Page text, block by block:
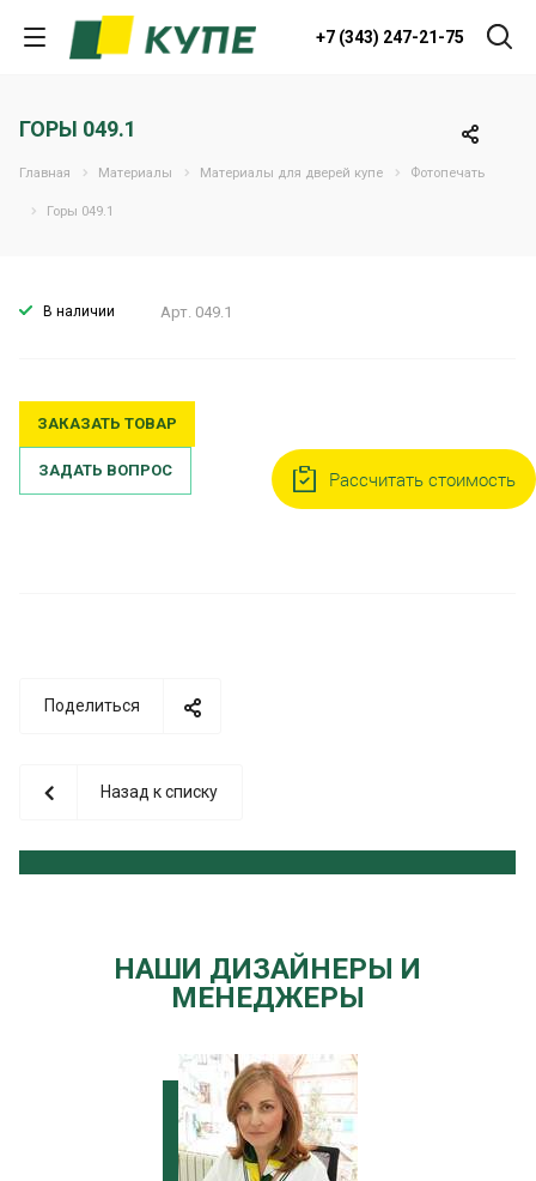
+7 (343) 247-21-75
ГОРЫ 049.1
Главная Материалы Материалы для дверей купе Фотопечать
Горы 049.1
В наличии Арт. 049.1
ЗАКАЗАТЬ ТОВАР
ЗАДАТЬ ВОПРОС
Поделиться
Назад к списку
НАШИ ДИЗАЙНЕРЫ И
МЕНЕДЖЕРЫ
Рассчитать стоимость